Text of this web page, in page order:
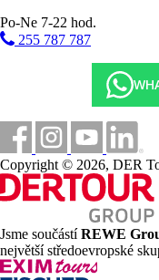
Po-Ne 7-22 hod.
255 787 787
Copyright © 2026, DER
Jsme součástíREWE
největší středoevropské